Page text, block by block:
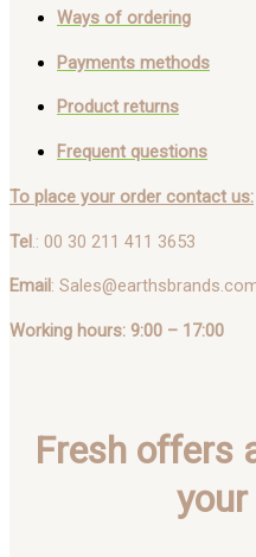
Ways of ordering
Payments methods
Product returns
Frequent questions
To place your order contact us:
Tel .: 00 30 211 411 3653
Email:
Working hours: 9:00 – 17:00
Fresh offers